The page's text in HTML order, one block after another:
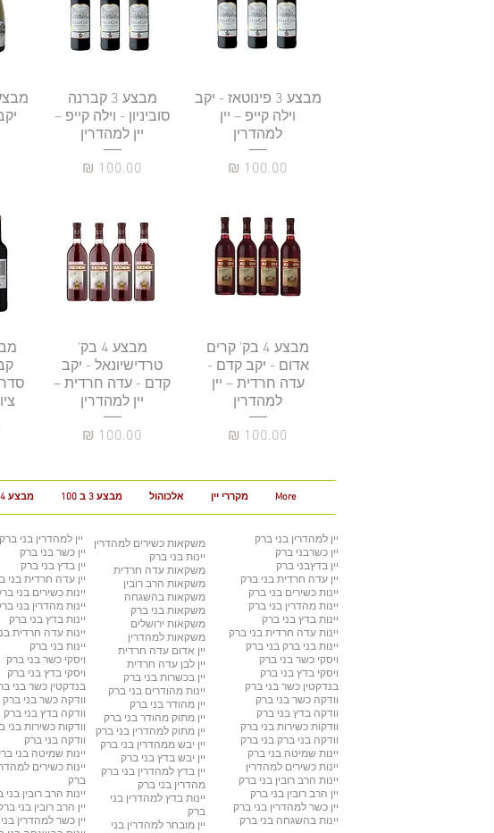
תצוגה מהירה
מבצע 3 פינוטאז - יקב
וילה קייפ – יין
למהדרין
מחיר
תצוגה מהירה
מבצע 3 קברנה
סוביניון - וילה קייפ –
יין למהדרין
מחיר
תצוגה מהירה
מבצע 4 בק' קרים
אדום - יקב קדם -
עדה חרדית – יין
למהדרין
מחיר
תצוגה מהירה
מבצע 4 בק'
טרדישיונאל - יקב
קדם - עדה חרדית –
יין למהדרין
מחיר
מבצע 4 ב 100 מבצע 3 ב 100 אלכוהול מקררי יין More
יין למהדרין בני ברק
יין כשר בני ברק
יין בדץ בני ברק
יין עדה חרדית בני
יינות כשירים בני
יינות מהדרין בני
יינות בדץ בני ברק
יינות עדה חרדית
יינות בני ברק
ויסקי כשר בני ברק
ויסקי בדץ בני ברק
בנדקטין כשר בני
וודקה כשר בני ברק
וודקה בדץ בני ברק
וודקות כשירות בני
וודקה בני ברק
יינות שמיטה בני
יינות כשירים
ברק
יינות הרב רובין בני
יין הרב רובין בני
יין כשר למהדרין
משקאות כשירים למהדרין
יינות בני ברק
משקאות עדה חרדית
משקאות הרב רובין
משקאות בהשגחה
משקאות בני ברק
משקאות ירושלים
משקאות למהדרין
יין אדום עדה חרדית
יין לבן עדה חרדית
יין בכשרות בני ברק
יינות מהודרים בני ברק
יין מהודר בני ברק
יין מתוק מהודר בני ברק
יין מתוק למהדרין בני ברק
יין יבש ממהדרין בני ברק
יין יבש בדץ בני ברק
יין בדץ למהדרין בני ברק
מהדרין בני ברק
יינות בדץ למהדרין בני
ברק
יין מובחר למהדרין בני
יין למהדרין בני ברק
יין כשרבני ברק
יין בדץבני ברק
יין עדה חרדית בני ברק
יינות כשירים בני ברק
יינות מהדרין בני ברק
יינות בדץ בני ברק
יינות עדה חרדית בני ברק
יינות בני ברק בני ברק
ויסקי כשר בני ברק
ויסקי בדץ בני ברק
בנדקטין כשר בני ברק
וודקה כשר בני ברק
וודקה בדץ בני ברק
וודקות כשירות בני ברק
וודקה בני ברק בני ברק
יינות שמיטה בני ברק
יינות כשירים למהדרין
יינות הרב רובין בני ברק
יין הרב רובין בני ברק
יין כשר למהדרין בני ברק
יינות בהשגחה בני ברק